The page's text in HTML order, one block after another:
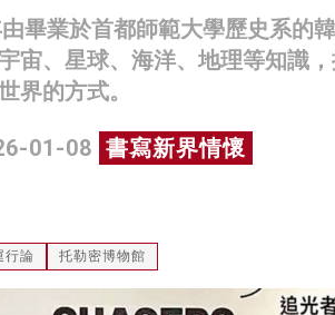
畢業於首都師範大學歷史系的
宙、星球、海洋、地理等知識
界的方式。
01-08 書寫新界情懷
行論 托勒密博物館